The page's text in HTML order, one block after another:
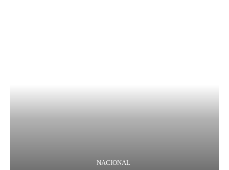
NACIONAL